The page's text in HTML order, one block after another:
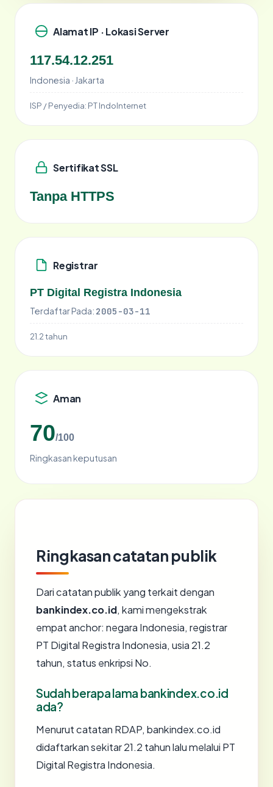
Alamat IP · Lokasi Server
117.54.12.251
Indonesia · Jakarta
ISP / Penyedia: PT IndoInternet
Sertifikat SSL
Tanpa HTTPS
Registrar
PT Digital Registra Indonesia
Terdaftar Pada: 2005-03-11
21.2 tahun
Aman
70/100
Ringkasan keputusan
Ringkasan catatan publik
Dari catatan publik yang terkait dengan
bankindex.co.id, kami mengekstrak
empat anchor: negara Indonesia, registrar
PT Digital Registra Indonesia, usia 21.2
tahun, status enkripsi No.
Sudah berapa lama bankindex.co.id
ada?
Menurut catatan RDAP, bankindex.co.id
didaftarkan sekitar 21.2 tahun lalu melalui PT
Digital Registra Indonesia.